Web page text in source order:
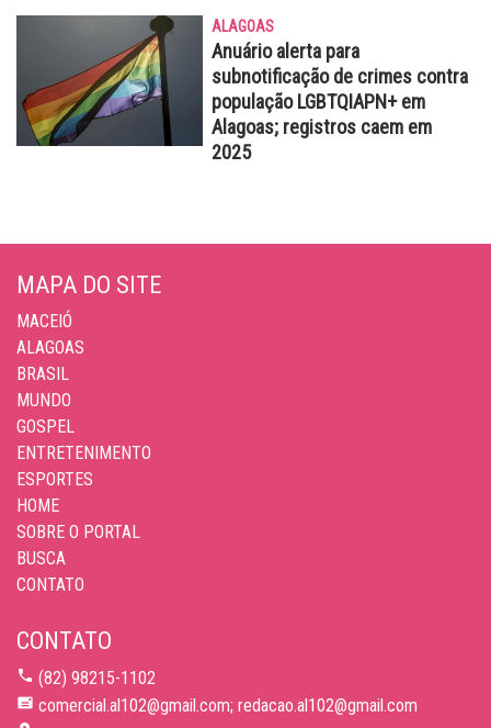
ALAGOAS
Anuário alerta para
subnotificação de crimes contra
população LGBTQIAPN+ em
Alagoas; registros caem em
2025
MAPA DO SITE
MACEIÓ
ALAGOAS
BRASIL
MUNDO
GOSPEL
ENTRETENIMENTO
ESPORTES
HOME
SOBRE O PORTAL
BUSCA
CONTATO
CONTATO
(82) 98215-1102
comercial.al102@gmail.com; redacao.al102@gmail.com